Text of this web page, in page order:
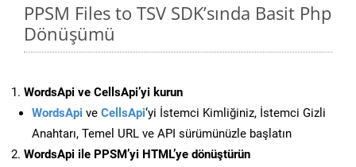
PPSM Files to TSV SDK’sında Basit Php
Dönüşümü
WordsApi ve CellsApi’yi kurun
WordsApi ve CellsApi‘yi İstemci Kimliğiniz, İstemci Gizli
Anahtarı, Temel URL ve API sürümünüzle başlatın
WordsApi ile PPSM’yi HTML’ye dönüştürün